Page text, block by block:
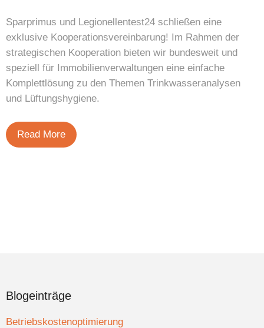
Sparprimus und Legionellentest24 schließen eine
exklusive Kooperationsvereinbarung! Im Rahmen der
strategischen Kooperation bieten wir bundesweit und
speziell für Immobilienverwaltungen eine einfache
Komplettlösung zu den Themen Trinkwasseranalysen
und Lüftungshygiene.
Read More
Blogeinträge
Betriebskostenoptimierung